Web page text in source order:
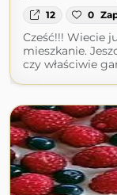
12 0
Cześć!!! Wiecie
mieszkanie.
czy właściwie